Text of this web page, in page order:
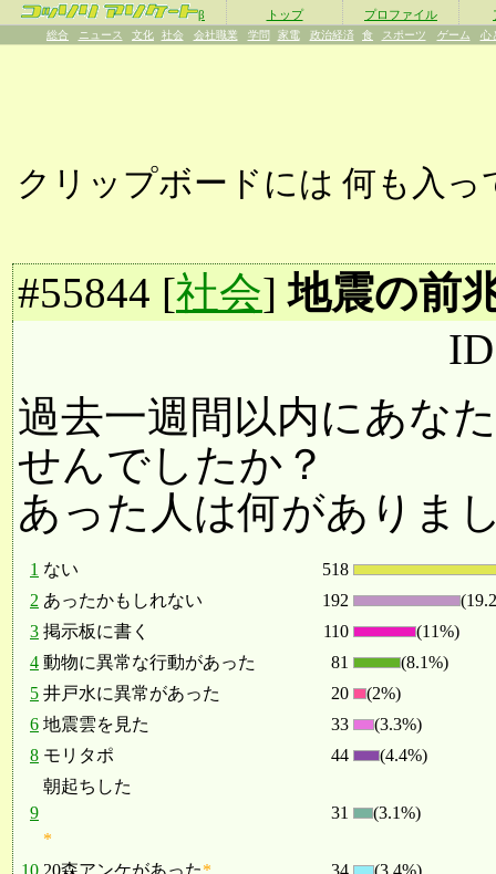
β トップ プロファイル
総合 ニュース 文化 社会 会社職業 学問 家電 政治経済 食 スポーツ ゲーム 心
クリップボードには 何も入っ
#55844 [社会]地震の前
過去一週間以内にあな
せんでしたか？
あった人は何がありま
1 ない
518
2 あったかもしれない 192
3 掲示板に書く 110
(11%)
4 動物に異常な行動があった 81
(8.1%)
5 井戸水に異常があった 20
(2%)
6 地震雲を見た 33
(3.3%)
8 モリタポ 44 (4.4%)
9
朝起ちした
*
31 (3.1%)
10 20森アンケがあった* 34
(3.4%)